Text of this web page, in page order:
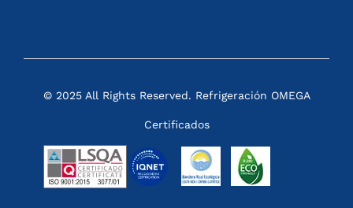
© 2025 All Rights Reserved. Refrigeración OMEGA
Certificados